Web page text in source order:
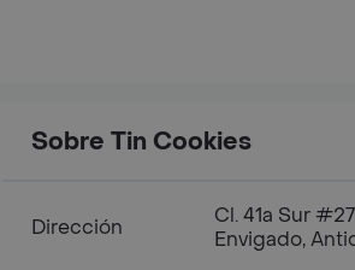
Sobre Tin Cookies
Dirección
Cl. 41a Sur
Envigado,